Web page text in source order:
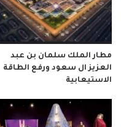
مطار الملك سلمان بن عبد
العزيز ال سعود ورفع الطاقة
الاستيعابية